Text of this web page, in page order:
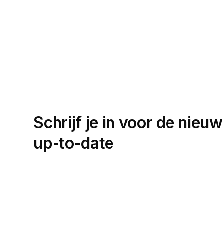
Schrijf je in voor de
up-to-date